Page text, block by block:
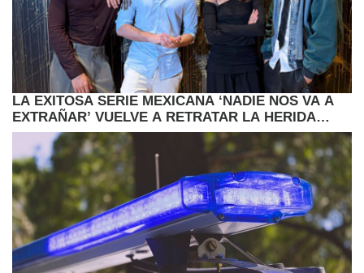
LA EXITOSA SERIE MEXICANA ‘NADIE NOS VA A
EXTRAÑAR’ VUELVE A RETRATAR LA HERIDA
JUVENIL